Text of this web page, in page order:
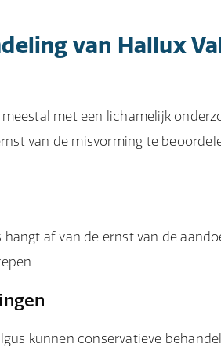
van Hallux
met een lichamelijk
van de misvorming te
hangt af van de ernst van de
kunnen conservatieve